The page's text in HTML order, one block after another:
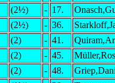
(2½) - 17.
(2½) - 36.
(2) - 41.
(2) - 45.
(2) - 48.